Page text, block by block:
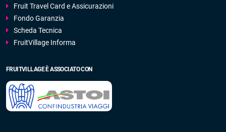
Fruit Travel Card e Assicurazioni
Fondo Garanzia
Scheda Tecnica
FruitVillage Informa
FRUITVILLAGE È ASSOCIATO CON